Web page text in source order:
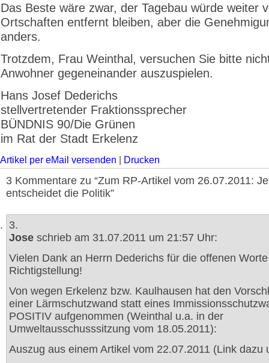
Das Beste wäre zwar, der Tagebau würde weiter
Ortschaften entfernt bleiben, aber die
anders.
Trotzdem, Frau Weinthal, versuchen Sie bitte
Anwohner gegeneinander auszuspielen.
Hans Josef Dederichs
stellvertretender Fraktionssprecher
BÜNDNIS 90/Die Grünen
im Rat der Stadt Erkelenz
Artikel per eMail versenden Drucken
3 Kommentare zu “Zum RP-Artikel vom 26.07.2011:
entscheidet die Politik”
3.
Jose schrieb am 31.07.2011 um 21:57 Uhr:
Vielen Dank an Herrn Dederichs für die offenen
Richtigstellung!
Von wegen Erkelenz bzw. Kaulhausen hat den
einer Lärmschutzwand statt eines
POSITIV aufgenommen (Weinthal u.a. in der
Umweltausschusssitzung vom 18.05.2011):
Auszug aus einem Artikel vom 22.07.2011 (Link dazu